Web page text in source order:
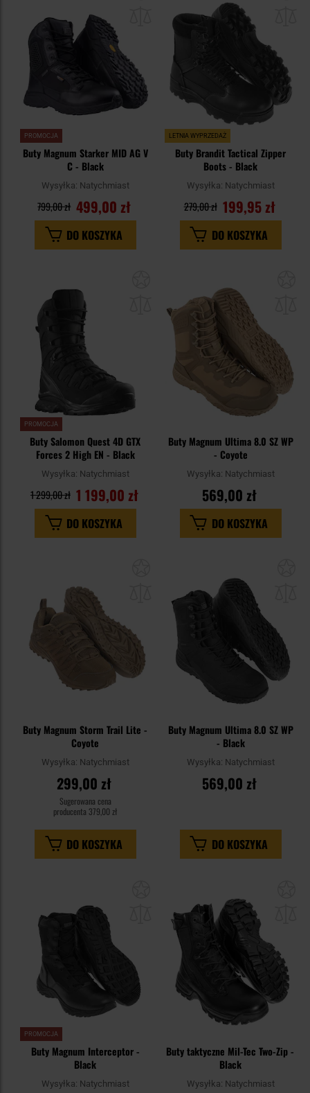
schowka
PROMOCJA
Buty Magnum Starker MID AG V
C - Black
Wysyłka: Natychmiast
499,00 zł
799,00 zł
DO KOSZYKA
LETNIA WYPRZEDAŻ
Buty Brandit Tactical Zipper
Boots - Black
Wysyłka: Natychmiast
199,95 zł
279,00 zł
DO KOSZYKA
schowka
PROMOCJA
Buty Salomon Quest 4D GTX
Forces 2 High EN - Black
Wysyłka: Natychmiast
1 199,00 zł
1 299,00 zł
DO KOSZYKA
Buty Magnum Ultima 8.0 SZ WP
- Coyote
Wysyłka: Natychmiast
569,00 zł
DO KOSZYKA
schowka
Buty Magnum Storm Trail Lite -
Coyote
Wysyłka: Natychmiast
299,00 zł
Sugerowana cena
producenta 379,00 zł
DO KOSZYKA
Buty Magnum Ultima 8.0 SZ WP
- Black
Wysyłka: Natychmiast
569,00 zł
DO KOSZYKA
schowka
PROMOCJA
Buty Magnum Interceptor -
Black
Wysyłka: Natychmiast
Buty taktyczne Mil-Tec Two-Zip -
Black
Wysyłka: Natychmiast